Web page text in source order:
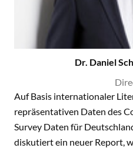
Dr. Daniel
Auf Basis internationaler
repräsentativen Daten des
Survey Daten für
diskutiert ein neuer Report,